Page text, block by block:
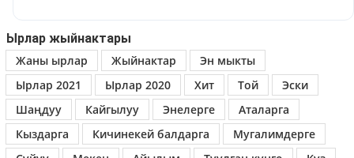
Ырлар жыйнактары
Жаны ырлар
Жыйнактар
Эн мыкты
Ырлар 2021
Ырлар 2020 Хит Той
Эски
Шаңдуу
Кайгылуу Энелерге
Аталарга
Кыздарга
Кичинекей балдарга
Мугалимдерге